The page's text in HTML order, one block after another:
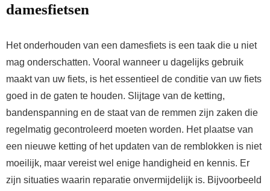
damesfietsen
Het onderhouden van een damesfiets is een taak die u niet
mag onderschatten. Vooral wanneer u dagelijks gebruik
maakt van uw fiets, is het essentieel de conditie van uw fiets
goed in de gaten te houden. Slijtage van de ketting,
bandenspanning en de staat van de remmen zijn zaken die
regelmatig gecontroleerd moeten worden. Het plaatse van
een nieuwe ketting of het updaten van de remblokken is niet
moeilijk, maar vereist wel enige handigheid en kennis. Er
zijn situaties waarin reparatie onvermijdelijk is. Bijvoorbeeld